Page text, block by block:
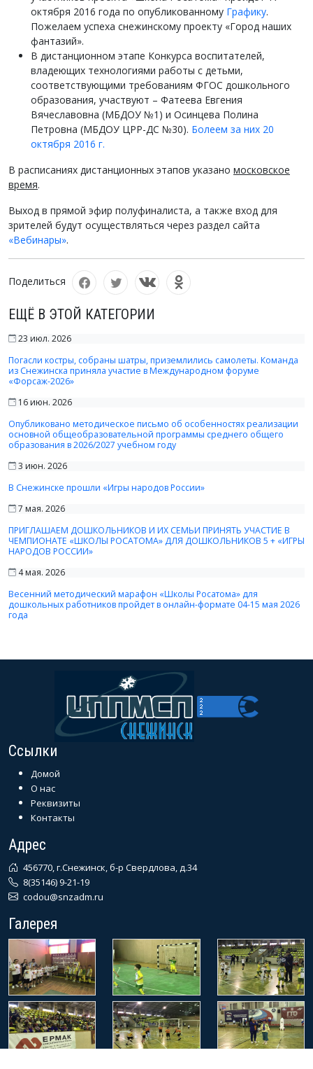
ЕЩЁ В ЭТОЙ КАТЕГОРИИ
23 июл. 2026
Погасли костры, собраны шатры, приземлились самолеты. Команда
из Снежинска приняла участие в Международном форуме
«Форсаж-2026»
16 июн. 2026
Опубликовано методическое письмо об особенностях реализации
основной общеобразовательной программы среднего общего
образования в 2026/2027 учебном году
3 июн. 2026
В Снежинске прошли «Игры народов России»
7 мая. 2026
ПРИГЛАШАЕМ ДОШКОЛЬНИКОВ И ИХ СЕМЬИ ПРИНЯТЬ УЧАСТИЕ В
ЧЕМПИОНАТЕ «ШКОЛЫ РОСАТОМА» ДЛЯ ДОШКОЛЬНИКОВ 5 + «ИГРЫ
НАРОДОВ РОССИИ»
4 мая. 2026
Весенний методический марафон «Школы Росатома» для
дошкольных работников пройдет в онлайн-формате 04-15 мая 2026
года
октября 2016 года по опубликованному Графику.
Пожелаем успеха снежинскому проекту «Город наших
фантазий».
В дистанционном этапе Конкурса воспитателей,
владеющих технологиями работы с детьми,
соответствующими требованиям ФГОС дошкольного
образования, участвуют – Фатеева Евгения
Вячеславовна (МБДОУ №1) и Осинцева Полина
Петровна (МБДОУ ЦРР-ДС №30). Болеем за них 20
октября 2016 г.
В расписаниях дистанционных этапов указано московское
время.
Выход в прямой эфир полуфиналиста, а также вход для
зрителей будут осуществляться через раздел сайта
«Вебинары».
Поделиться
Ссылки
Домой
О нас
Реквизиты
Контакты
Адрес
456770, г.Снежинск, б-р Свердлова, д.34
8(35146) 9-21-19
codou@snzadm.ru
Галерея